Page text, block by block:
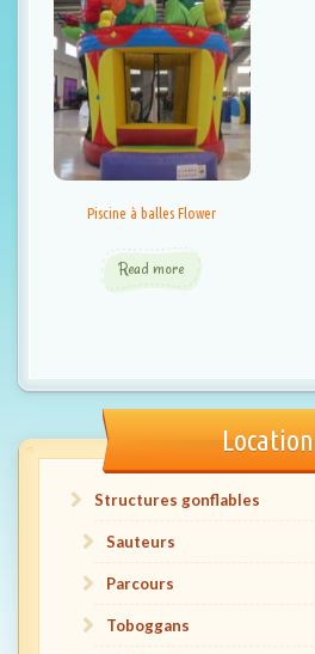
Piscine à balles Flower
Read more
Location
Structures gonflables
Sauteurs
Parcours
Toboggans